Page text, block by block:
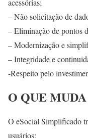
– Não solicitação de
– Eliminação de pontos
– Modernização e
– Integridade e
-Respeito pelo
O QUE MUDA
O eSocial Simplificado
usuários: